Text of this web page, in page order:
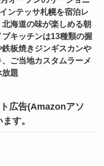
ンテッサ札幌を宿泊レ
海道の味が楽しめる朝
キッチンは13種類の握
鉄板焼きジンギスカンや
、ご当地カスタムラーメ
放題
広告(Amazonアソ
す。